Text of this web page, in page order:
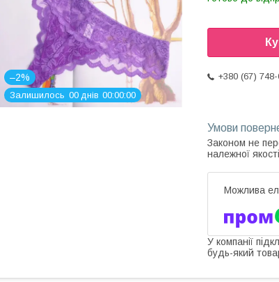
–2%
Залишилось 00 днів 00 00 00
+380 (67)
Законом не
належної якості
У компанії
будь-який